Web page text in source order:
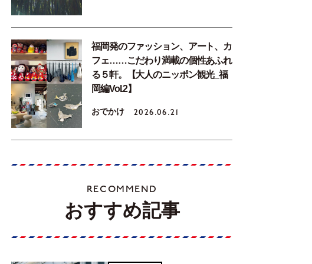
福岡発のファッション、アート、カ
フェ……こだわり満載の個性あふれ
る５軒。【大人のニッポン観光_福
岡編Vol.2】
おでかけ 2026.06.21
RECOMMEND
おすすめ記事